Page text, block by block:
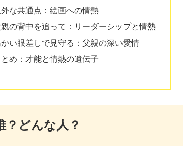
な共通点：絵画への情熱
の背中を追って：リーダーシップと情熱
い眼差しで見守る：父親の深い愛情
とめ：才能と情熱の遺伝子
？どんな人？